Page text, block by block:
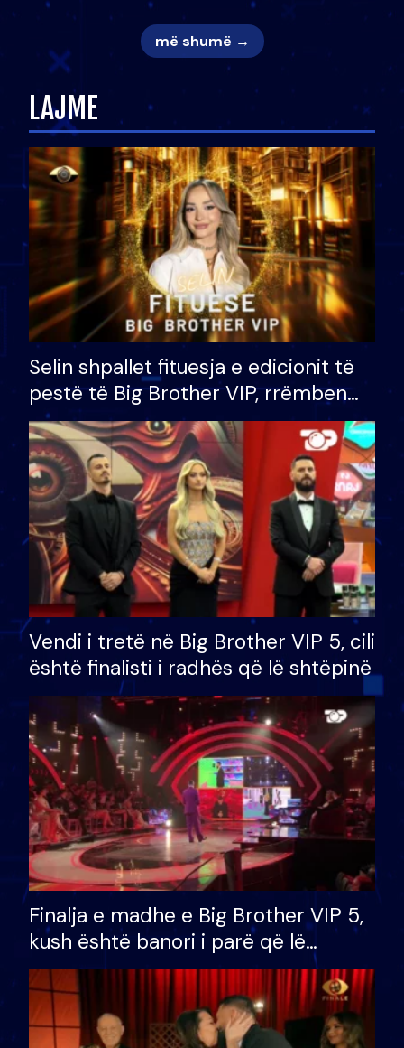
më shumë →
LAJME
Selin shpallet fituesja e edicionit të
pestë të Big Brother VIP, rrëmben
çmimin e madh prej 100 mijë eurosh
Vendi i tretë në Big Brother VIP 5, cili
është finalisti i radhës që lë shtëpinë
Finalja e madhe e Big Brother VIP 5,
kush është banori i parë që lë
shtëpinë dhe humb mundësinë për
të fituar çmimin e madh